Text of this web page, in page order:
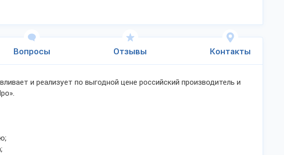
Вопросы Отзывы Контакты
и реализует по выгодной цене российский производитель и